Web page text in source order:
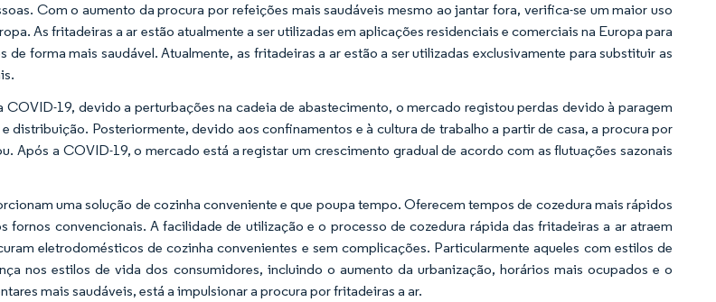
Com o aumento da procura por refeições mais saudáveis mesmo ao jantar fora, verifica-se um maior uso
As fritadeiras a ar estão atualmente a ser utilizadas em aplicações residenciais e comerciais na Europa para
de forma mais saudável. Atualmente, as fritadeiras a ar estão a ser utilizadas exclusivamente para substituir as
COVID-19, devido a perturbações na cadeia de abastecimento, o mercado registou perdas devido à paragem
distribuição. Posteriormente, devido aos confinamentos e à cultura de trabalho a partir de casa, a procura por
Após a COVID-19, o mercado está a registar um crescimento gradual de acordo com as flutuações sazonais
uma solução de cozinha conveniente e que poupa tempo. Oferecem tempos de cozedura mais rápidos
fornos convencionais. A facilidade de utilização e o processo de cozedura rápida das fritadeiras a ar atraem
eletrodomésticos de cozinha convenientes e sem complicações. Particularmente aqueles com estilos de
nos estilos de vida dos consumidores, incluindo o aumento da urbanização, horários mais ocupados e o
mais saudáveis, está a impulsionar a procura por fritadeiras a ar.